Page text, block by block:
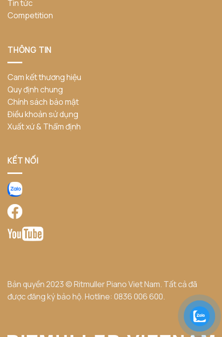
Tin tức
Competition
THÔNG TIN
Cam kết thương hiệu
Quy định chung
Chính sách bảo mật
Điều khoản sử dụng
Xuất xứ & Thẩm định
KẾT NỐI
Bản quyền 2023 © Ritmuller Piano Viet Nam. Tất cả đã
được đăng ký bảo hộ. Hotline: 0836 006 600.